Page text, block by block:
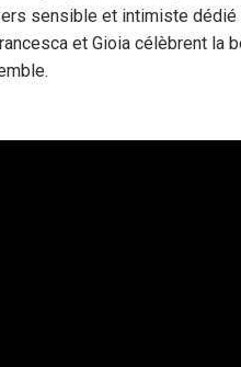
sensible et intimiste dédié
et Gioia célèbrent la